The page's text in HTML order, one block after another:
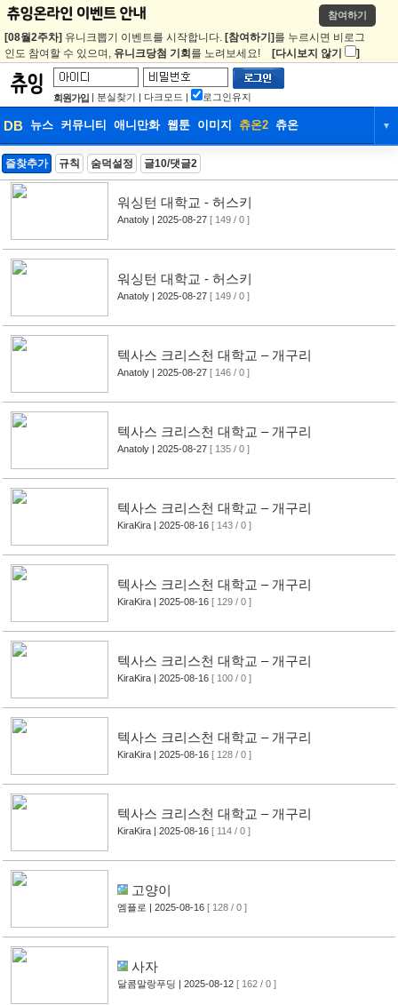
참여하기
[08월2주차] 유니크뽑기 이벤트를 시작합니다. [참여하기] 를 누르시면 비로그
인도 참여할 수 있으며, 유니크당첨 기회 를 노려보세요! [다시보지 않기 ]
회원가입 | 분실찾기 | 다크모드 | 로그인유지
DB 뉴스 커뮤니티 애니만화 웹툰 이미지 츄온2 츄온 ▼
DB 뉴스
즐찾추가 규칙 숨덕설정 글10/댓글2
워싱턴 대학교 - 허스키
Anatoly | 2025-08-27 [ 149 / 0 ]
워싱턴 대학교 - 허스키
Anatoly | 2025-08-27 [ 149 / 0 ]
텍사스 크리스천 대학교 – 개구리
Anatoly | 2025-08-27 [ 146 / 0 ]
텍사스 크리스천 대학교 – 개구리
Anatoly | 2025-08-27 [ 135 / 0 ]
텍사스 크리스천 대학교 – 개구리
KiraKira | 2025-08-16 [ 143 / 0 ]
텍사스 크리스천 대학교 – 개구리
KiraKira | 2025-08-16 [ 129 / 0 ]
텍사스 크리스천 대학교 – 개구리
KiraKira | 2025-08-16 [ 100 / 0 ]
텍사스 크리스천 대학교 – 개구리
KiraKira | 2025-08-16 [ 128 / 0 ]
텍사스 크리스천 대학교 – 개구리
KiraKira | 2025-08-16 [ 114 / 0 ]
고양이
엠플로 | 2025-08-16 [ 128 / 0 ]
사자
달콤말랑푸딩 | 2025-08-12 [ 162 / 0 ]